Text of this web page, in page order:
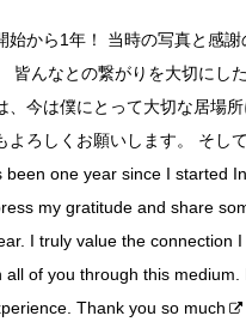
始から1年！ 当時の写真と感
皆んなとの繋がりを大切にし
、今は僕にとって大切な居場所
よろしくお願いします。 そし
been one year since I started
my gratitude and share
I truly value the connection
all of you through this medium.
Thank you so much